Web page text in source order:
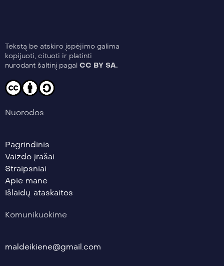
Tekstą be atskiro įspėjimo galima
kopijuoti, cituoti ir platinti
nurodant šaltinį pagal CC BY SA.
Nuorodos
Pagrindinis
Vaizdo įrašai
Straipsniai
Apie mane
Išlaidų ataskaitos
Komunikuokime
maldeikiene@gmail.com